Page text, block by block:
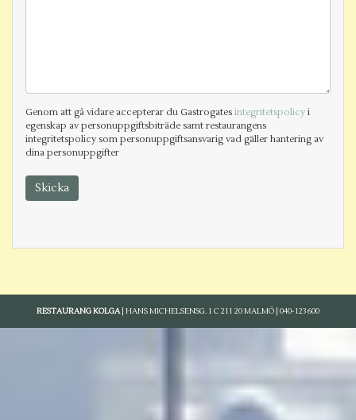
Genom att gå vidare accepterar du Gastrogates integritetspolicy i
egenskap av personuppgiftsbiträde samt restaurangens
integritetspolicy som personuppgiftsansvarig vad gäller hantering av
dina personuppgifter
Skicka
RESTAURANG KOLGA | HANS MICHELSENSG. 1 C 211 20 MALMÖ | 040-123600